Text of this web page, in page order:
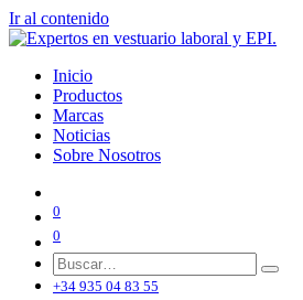
Ir al contenido
Inicio
Productos
Marcas
Noticias
Sobre Nosotros
0
0
+34 935 04 83 55